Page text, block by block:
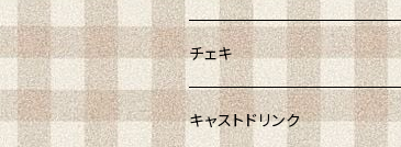
チェキ
キャストドリンク